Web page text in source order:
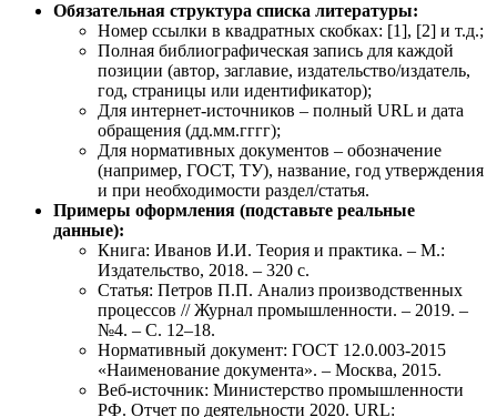
Обязательная структура списка литературы:
Номер ссылки в квадратных скобках: [1], [2] и т.д.;
Полная библиографическая запись для каждой
позиции (автор, заглавие, издательство/издатель,
год, страницы или идентификатор);
Для интернет-источников – полный URL и дата
обращения (дд.мм.гггг);
Для нормативных документов – обозначение
(например, ГОСТ, ТУ), название, год утверждения
и при необходимости раздел/статья.
Примеры оформления (подставьте реальные
данные):
Книга: Иванов И.И. Теория и практика. – М.:
Издательство, 2018. – 320 с.
Статья: Петров П.П. Анализ производственных
процессов // Журнал промышленности. – 2019. –
№4. – С. 12–18.
Нормативный документ: ГОСТ 12.0.003-2015
«Наименование документа». – Москва, 2015.
Веб-источник: Министерство промышленности
РФ. Отчет по деятельности 2020. URL: